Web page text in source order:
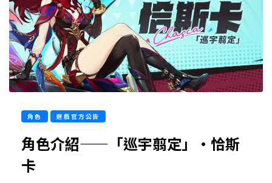
角色 遊戲官方公告
角色介紹——「巡宇翦定」·恰斯
卡